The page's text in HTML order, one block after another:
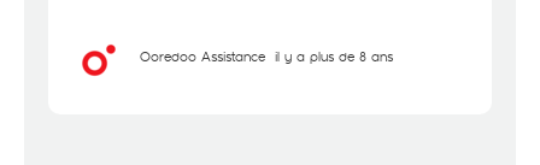
Ooredoo Assistance il y a plus de 8 ans